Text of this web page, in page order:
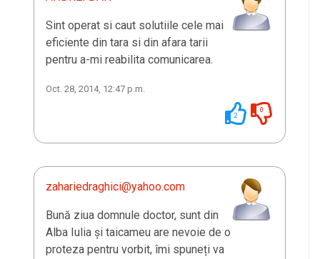
Sint operat si caut solutiile cele mai
eficiente din tara si din afara tarii
pentru a-mi reabilita comunicarea.
Oct. 28, 2014, 12:47 p.m.
2
0
zahariedraghici@yahoo.com
Bună ziua domnule doctor, sunt din
Alba Iulia și taicameu are nevoie de o
proteza pentru vorbit, îmi spuneți va